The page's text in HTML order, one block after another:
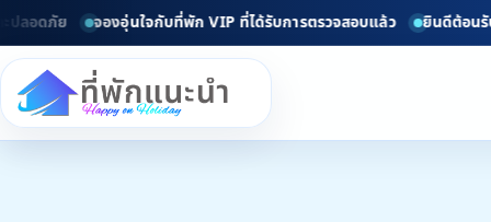
จองอุ่นใจกับที่พัก VIP ที่ได้รับการตรวจสอบแล้ว ยินดีต้อนรับทุกท่าน